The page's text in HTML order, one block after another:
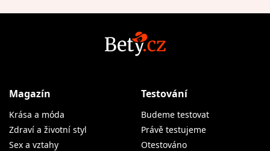
Magazín
Krása a móda
Zdraví a životní styl
Sex a vztahy
Testování
Budeme testovat
Právě testujeme
Otestováno